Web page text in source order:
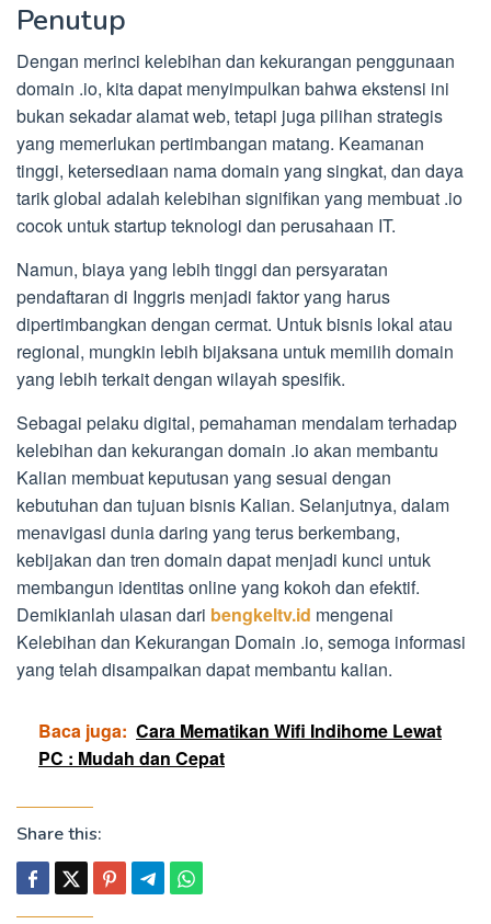
Penutup
Dengan merinci kelebihan dan kekurangan penggunaan
domain .io, kita dapat menyimpulkan bahwa ekstensi ini
bukan sekadar alamat web, tetapi juga pilihan strategis
yang memerlukan pertimbangan matang. Keamanan
tinggi, ketersediaan nama domain yang singkat, dan daya
tarik global adalah kelebihan signifikan yang membuat .io
cocok untuk startup teknologi dan perusahaan IT.
Namun, biaya yang lebih tinggi dan persyaratan
pendaftaran di Inggris menjadi faktor yang harus
dipertimbangkan dengan cermat. Untuk bisnis lokal atau
regional, mungkin lebih bijaksana untuk memilih domain
yang lebih terkait dengan wilayah spesifik.
Sebagai pelaku digital, pemahaman mendalam terhadap
kelebihan dan kekurangan domain .io akan membantu
Kalian membuat keputusan yang sesuai dengan
kebutuhan dan tujuan bisnis Kalian. Selanjutnya, dalam
menavigasi dunia daring yang terus berkembang,
kebijakan dan tren domain dapat menjadi kunci untuk
membangun identitas online yang kokoh dan efektif.
Demikianlah ulasan dari bengkeltv.id mengenai
Kelebihan dan Kekurangan Domain .io, semoga informasi
yang telah disampaikan dapat membantu kalian.
Baca juga: Cara Mematikan Wifi Indihome Lewat
PC : Mudah dan Cepat
Share this: